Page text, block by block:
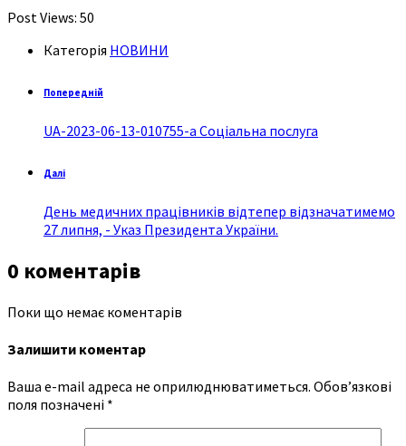
Post Views: 50
Категорія НОВИНИ
Попередній
UA-2023-06-13-010755-a Соціальна послуга
Далі
День медичних працівників відтепер відзначатимемо
27 липня, - Указ Президента України.
0 коментарів
Поки що немає коментарів
Залишити коментар
Ваша e-mail адреса не оприлюднюватиметься. Обов’язкові
поля позначені *